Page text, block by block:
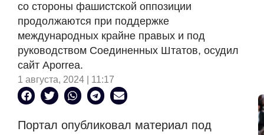
со стороны фашистской оппозиции
продолжаются при поддержке
международных крайне правых и под
руководством Соединенных Штатов, осудил
сайт Aporrea.
1 августа, 2024 | 11:17
Портал опубликовал материал под